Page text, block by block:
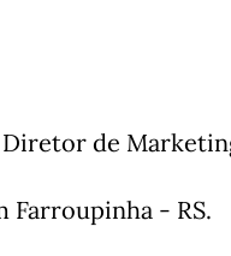
de
Farroupinha - RS.